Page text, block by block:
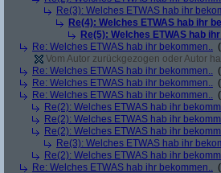
Re(3): Welches ETWAS hab ihr
Re(4): Welches ETWAS hab ihr
Re(5): Welches ETWAS hab
Re: Welches ETWAS hab ihr bekommen.. (
Vom Autor zurückgezogen oder Autor
Re: Welches ETWAS hab ihr bekommen.. (
Re: Welches ETWAS hab ihr bekommen.. (
Re: Welches ETWAS hab ihr bekommen.. (
Re(2): Welches ETWAS hab ihr
Re(2): Welches ETWAS hab ihr
Re(2): Welches ETWAS hab ihr
Re(3): Welches ETWAS hab ihr
Re(2): Welches ETWAS hab ihr
Re: Welches ETWAS hab ihr bekommen.. (